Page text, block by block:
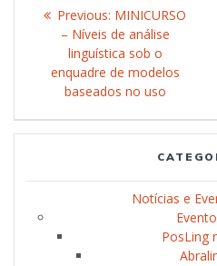
navigation
Previous: Previous
post:
MINICURSO
– Níveis de análise
linguística sob o
enquadre de modelos
baseados no uso
Notícias e
PosLing